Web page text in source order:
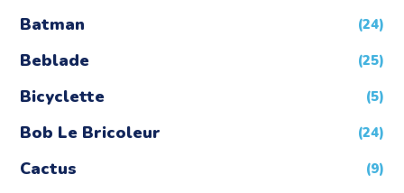
Batman (24)
Beblade (25)
Bicyclette (5)
Bob Le Bricoleur (24)
Cactus (9)